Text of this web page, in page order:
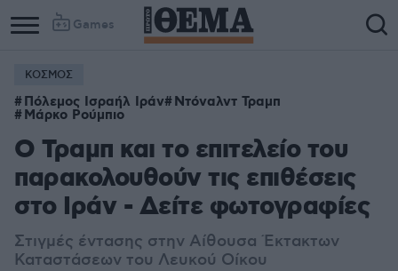
Games
ΚΟΣΜΟΣ
Πόλεμος Ισραήλ Ιράν Ντόναλντ Τραμπ
Μάρκο Ρούμπιο
Ο Τραμπ και το επιτελείο του
παρακολουθούν τις επιθέσεις
στο Ιράν - Δείτε φωτογραφίες
Στιγμές έντασης στην Αίθουσα Έκτακτων
Καταστάσεων του Λευκού Οίκου